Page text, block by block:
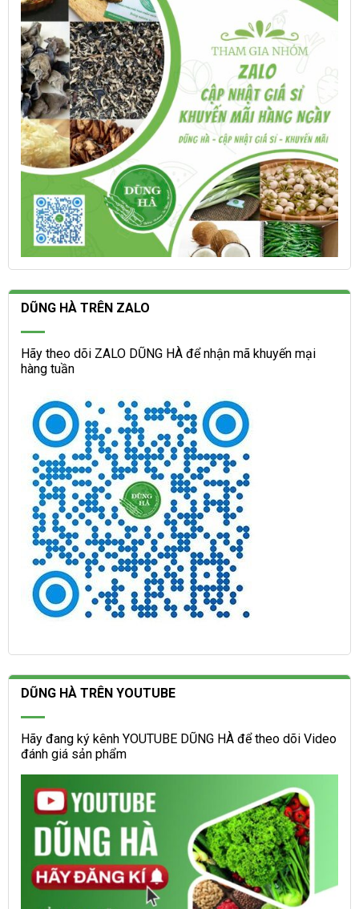
được
chọn
trên
trang
sản
phẩm
trên
sản
phẩm
DŨNG HÀ TRÊN ZALO
Hãy theo dõi ZALO DŨNG HÀ để nhận mã khuyến mại
hàng tuần
DŨNG HÀ TRÊN YOUTUBE
Hãy đang ký kênh YOUTUBE DŨNG HÀ để theo dõi Video
đánh giá sản phẩm